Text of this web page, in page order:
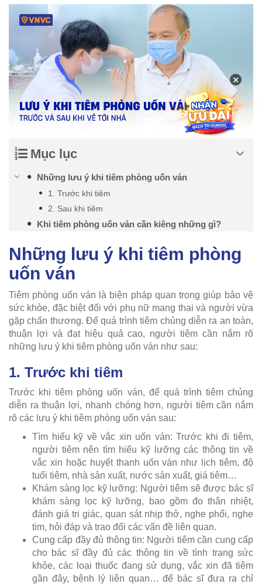
Mục lục
Những lưu ý khi tiêm phòng uốn ván
1. Trước khi tiêm
2. Sau khi tiêm
Khi tiêm phòng uốn ván cần kiêng những gì?
Những lưu ý khi tiêm phòng
uốn ván
Tiêm phòng uốn ván là biện pháp quan trọng giúp bảo vệ
sức khỏe, đặc biệt đối với phụ nữ mang thai và người vừa
gặp chấn thương. Để quá trình tiêm chủng diễn ra an toàn,
thuận lợi và đạt hiệu quả cao, người tiêm cần nắm rõ
những lưu ý khi tiêm phòng uốn ván như sau:
1. Trước khi tiêm
Trước khi tiêm phòng uốn ván, để quá trình tiêm chủng
diễn ra thuận lợi, nhanh chóng hơn, người tiêm cần nắm
rõ các lưu ý khi tiêm phòng uốn ván sau:
Tìm hiểu kỹ về vắc xin uốn ván: Trước khi đi tiêm,
người tiêm nên tìm hiểu kỹ lưỡng các thông tin về
vắc xin hoặc huyết thanh uốn ván như lịch tiêm, độ
tuổi tiêm, nhà sản xuất, nước sản xuất, giá tiêm…
Khám sàng lọc kỹ lưỡng: Người tiêm sẽ được bác sĩ
khám sàng lọc kỹ lưỡng, bao gồm đo thân nhiệt,
đánh giá tri giác, quan sát nhịp thở, nghe phổi, nghe
tim, hỏi đáp và trao đổi các vấn đề liên quan.
Cung cấp đầy đủ thông tin: Người tiêm cần cung cấp
cho bác sĩ đầy đủ các thông tin về tình trạng sức
khỏe, các loại thuốc đang sử dụng, vắc xin đã tiêm
gần đây, bệnh lý liên quan… để bác sĩ đưa ra chỉ
×